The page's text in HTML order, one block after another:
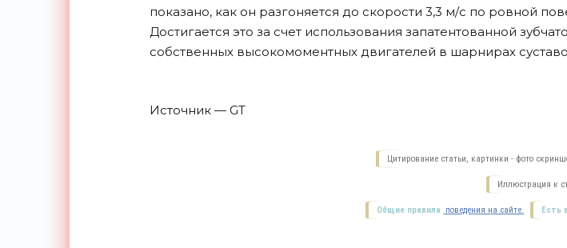
показано, как он разгоняется до скорости 3,3 м/с по ровной
Достигается это за счет использования запатентованной
собственных высокомоментных двигателей в шарнирах
Источник — GT
Цитирование статьи, картинки - фото
Иллюстрация к
Есть
Общие правила поведения на сайте.